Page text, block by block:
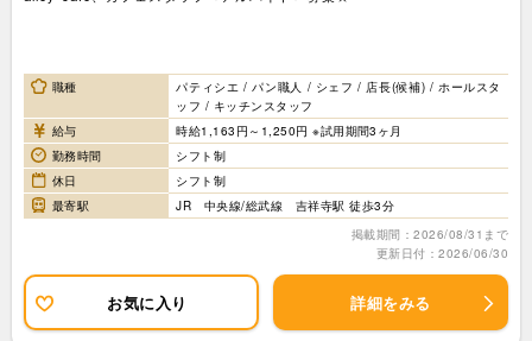
職種
パティシエ / パン職人 / シェフ / 店長(候補) / ホールスタ
ッフ / キッチンスタッフ
給与
時給1,163円～1,250円 ※試用期間3ヶ月
勤務時間
シフト制
休日
シフト制
最寄駅
JR 中央線/総武線 吉祥寺駅 徒歩3分
掲載期間：2026/08/31まで
更新日付：2026/06/30
お気に入り 詳細をみる